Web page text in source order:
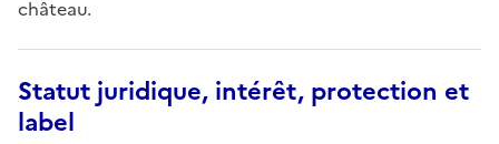
château.
Statut juridique, intérêt, protection et
label